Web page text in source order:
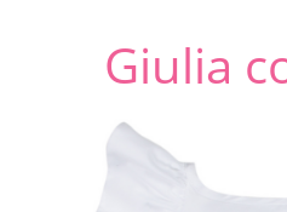
Giulia